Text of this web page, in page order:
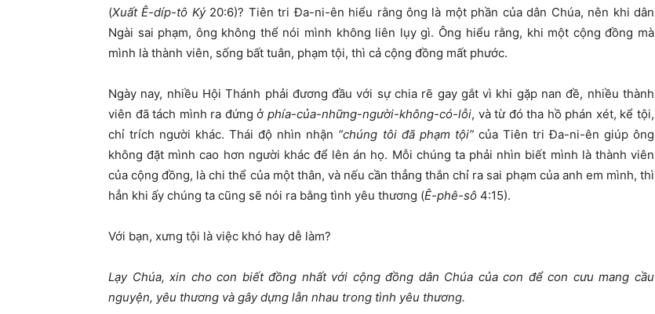
(Xuất Ê-díp-tô Ký20:6)? Tiên tri Đa-ni-ên hiểu rằng ông là một phần của dân Chúa, nên khi dân
Ngài sai phạm, ông không thể nói mình không liên lụy gì. Ông hiểu rằng, khi một cộng đồng mà
mình là thành viên, sống bất tuân, phạm tội, thì cả cộng đồng mất phước.
Ngày nay, nhiều Hội Thánh phải đương đầu với sự chia rẽ gay gắt vì khi gặp nan đề, nhiều thành
viên đã tách mình ra đứng ở phía-của-những-người-không-có-lỗi, và từ đó tha hồ phán xét, kể tội,
chỉ trích người khác. Thái độ nhìn nhận “chúng tôi đã phạm tội”của Tiên tri Đa-ni-ên giúp ông
không đặt mình cao hơn người khác để lên án họ. Mỗi chúng ta phải nhìn biết mình là thành viên
của cộng đồng, là chi thể của một thân, và nếu cần thẳng thắn chỉ ra sai phạm của anh em mình, thì
hẳn khi ấy chúng ta cũng sẽ nói ra bằng tình yêu thương (Ê-phê-sô 4:15).
Với bạn, xưng tội là việc khó hay dễ làm?
Lạy Chúa, xin cho con biết đồng nhất với cộng đồng dân Chúa của con để con cưu mang cầu
nguyện, yêu thương và gây dựng lẫn nhau trong tình yêu thương.